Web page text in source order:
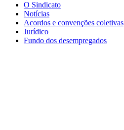
São
Paulo
Sindicato
O Sindicato
Notícias
Acordos e convenções coletivas
Jurídico
Fundo dos desempregados